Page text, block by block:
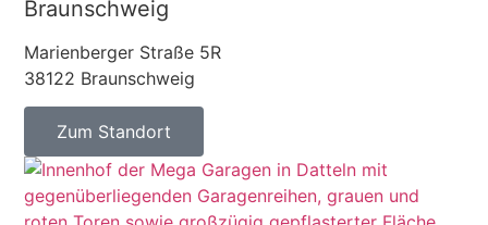
Braunschweig
Marienberger Straße 5R
38122 Braunschweig
Zum Standort